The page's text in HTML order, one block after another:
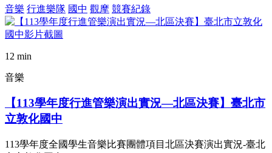
音樂 行進樂隊 國中 觀摩 競賽紀錄
12 min
音樂
【113學年度行進管樂演出實況—北區決賽】臺北市
立敦化國中
113學年度全國學生音樂比賽團體項目北區決賽演出實況-臺北